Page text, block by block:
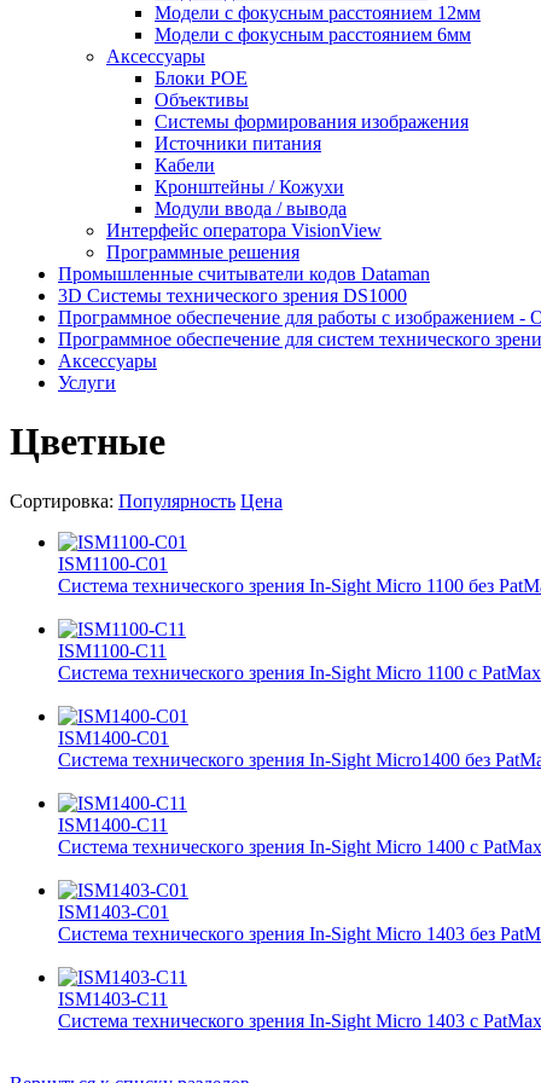
Модели с фокусным расстоянием 12мм
Модели с фокусным расстоянием 6мм
Аксессуары
Блоки POE
Объективы
Системы формирования изображения
Источники питания
Кабели
Кронштейны / Кожухи
Модули ввода / вывода
Интерфейс оператора VisionView
Программные решения
Промышленные считыватели кодов Dataman
3D Системы технического зрения DS1000
Программное обеспечение для работы с изображением -
Программное обеспечение для систем технического
Аксессуары
Услуги
Цветные
Сортировка: Популярность Цена
ISM1100-C01
Система технического зрения In-Sight Micro 1100 без
ISM1100-C11
Система технического зрения In-Sight Micro 1100 с PatMax
ISM1400-C01
Система технического зрения In-Sight Micro1400 без
ISM1400-C11
Система технического зрения In-Sight Micro 1400 с PatMax
ISM1403-C01
Система технического зрения In-Sight Micro 1403 без
ISM1403-C11
Система технического зрения In-Sight Micro 1403 с PatMax